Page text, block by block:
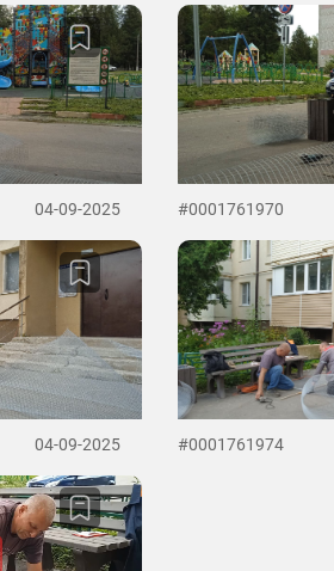
04-09-2025 #0001761970
04-09-2025 #0001761974